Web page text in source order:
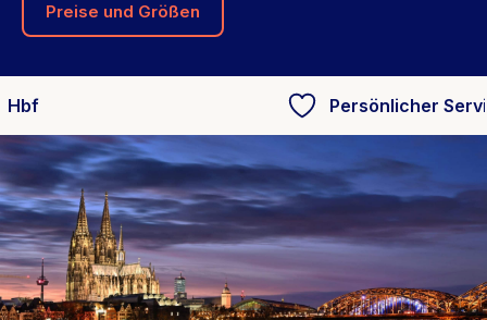
Preise und Größen
Persönlicher Service